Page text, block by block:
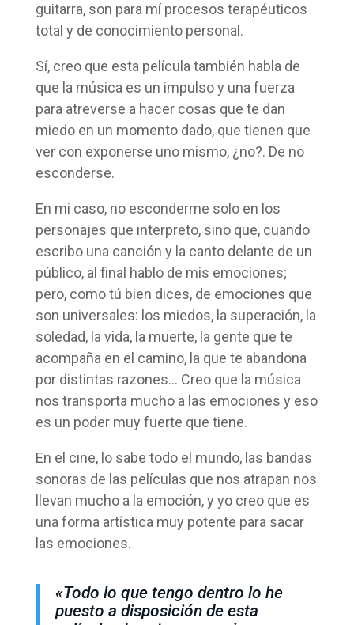
guitarra, son para mí procesos terapéuticos
total y de conocimiento personal.
Sí, creo que esta película también habla de
que la música es un impulso y una fuerza
para atreverse a hacer cosas que te dan
miedo en un momento dado, que tienen que
ver con exponerse uno mismo, ¿no?. De no
esconderse.
En mi caso, no esconderme solo en los
personajes que interpreto, sino que, cuando
escribo una canción y la canto delante de un
público, al final hablo de mis emociones;
pero, como tú bien dices, de emociones que
son universales: los miedos, la superación, la
soledad, la vida, la muerte, la gente que te
acompaña en el camino, la que te abandona
por distintas razones… Creo que la música
nos transporta mucho a las emociones y eso
es un poder muy fuerte que tiene.
En el cine, lo sabe todo el mundo, las bandas
sonoras de las películas que nos atrapan nos
llevan mucho a la emoción, y yo creo que es
una forma artística muy potente para sacar
las emociones.
«Todo lo que tengo dentro lo he
puesto a disposición de esta